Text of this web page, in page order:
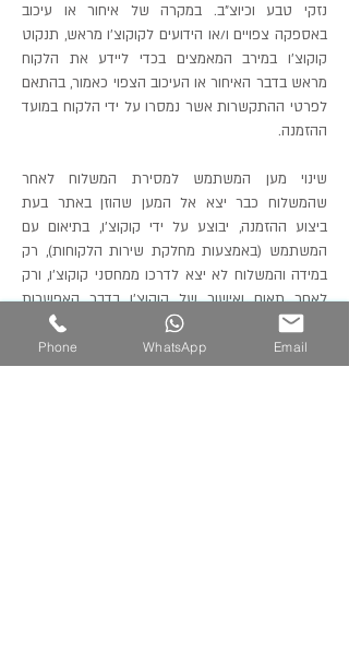
נזקי טבע וכיוצ"ב. במקרה של איחור או עיכוב
באספקה צפויים ו/או הידועים לקוקוצ'ו מראש, תנקוט
קוקוצ'ו במירב המאמצים בכדי ליידע את הלקוח
מראש בדבר האיחור או העיכוב הצפוי כאמור, בהתאם
לפרטי ההתקשרות אשר נמסרו על ידי הלקוח במועד
ההזמנה.
שינוי מען המשתמש למסירת המשלוח לאחר
שהמשלוח כבר יצא אל המען שהוזן באתר בעת
ביצוע ההזמנה, יבוצע על ידי קוקוצ'ו, בתיאום עם
המשתמש (באמצעות מחלקת שירות הלקוחות), רק
במידה והמשלוח לא יצא לדרכו ממחסני קוקוצ'ו, ורק
לאחר תאום ואישור של קוקוצ'ו בדבר האפשרות
לשינוי זה.
מוזמנים לעקוב אחרינו
Phone WhatsApp Email